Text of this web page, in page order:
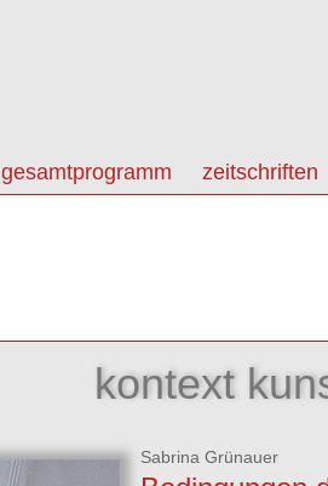
gesamtprogramm zeitschriften
kontext
Sabrina Grünauer